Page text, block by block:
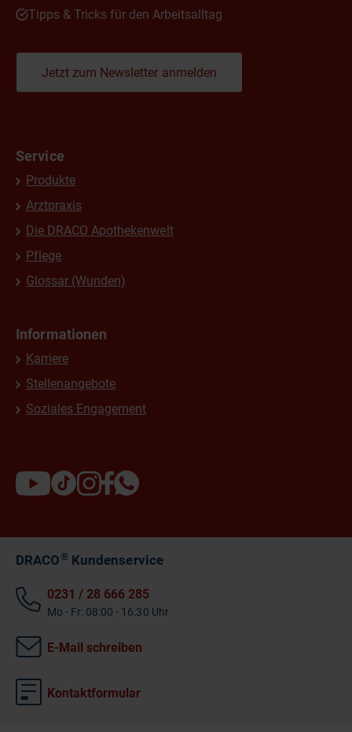
Tipps & Tricks für den Arbeitsalltag
Jetzt zum Newsletter anmelden
Service
Produkte
Arztpraxis
Die DRACO Apothekenwelt
Pflege
Glossar (Wunden)
Informationen
Karriere
Stellenangebote
Soziales Engagement
DRACO®Kundenservice
0231 / 28 666 285
Mo - Fr: 08:00 - 16:30 Uhr
E-Mail schreiben
Kontaktformular